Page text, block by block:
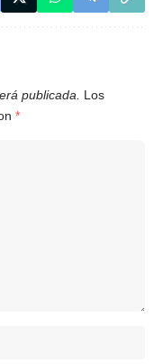
publicada.
Los
*